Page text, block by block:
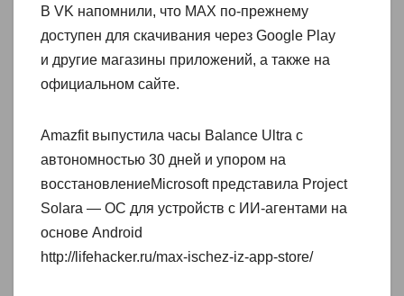
В VK напомнили, что MAX по-прежнему
доступен для скачивания через Google Play
и другие магазины приложений, а также на
официальном сайте.
Amazfit выпустила часы Balance Ultra с
автономностью 30 дней и упором на
восстановлениеMicrosoft представила Project
Solara — ОС для устройств с ИИ-агентами на
основе Android
http://lifehacker.ru/max-ischez-iz-app-store/